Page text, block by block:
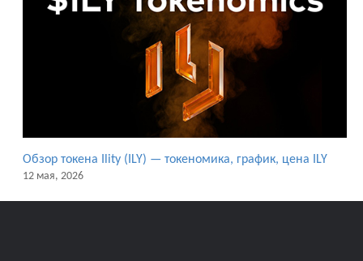
Обзор токена Ility (ILY) — токеномика, график, цена ILY
12 мая, 2026